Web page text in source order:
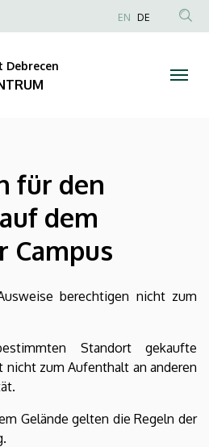
Anonim
EN DE
Debrecen
für den
dem
Campus
berechtigen nicht zum
Standort gekaufte
nicht zum Aufenthalt an anderen
Gelände gelten die Regeln der